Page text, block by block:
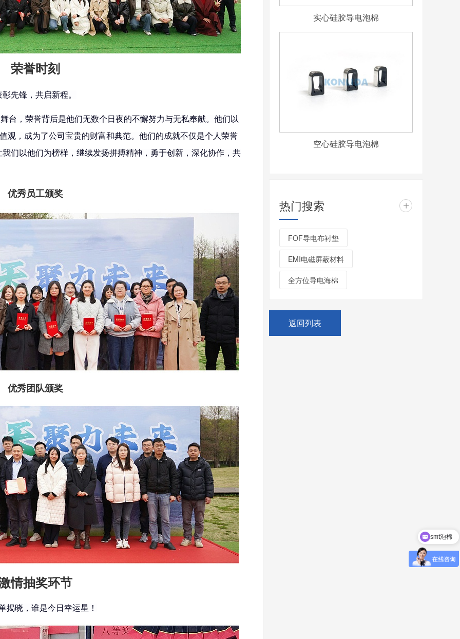
荣誉时刻
彰先锋，共启新程。
台，荣誉背后是他们无数个日夜的不懈努力与无私奉献。他们以
观，成为了公司宝贵的财富和典范。他们的成就不仅是个人荣誉
们以他们为榜样，继续发扬拼搏精神，勇于创新，深化协作，共
优秀员工颁奖
优秀团队颁奖
情抽奖环节
揭晓，谁是今日幸运星！
实心硅胶导电泡棉
空心硅胶导电泡棉
热门搜索 +
FOF导电布衬垫
EMI电磁屏蔽材料
全方位导电海棉
返回列表
现在有优惠活动吗